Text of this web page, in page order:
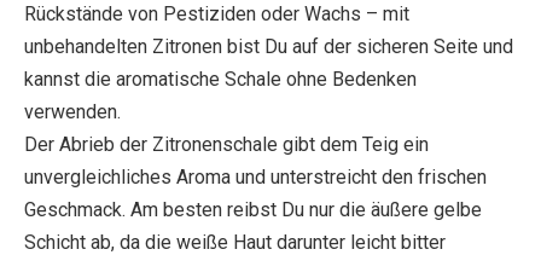
Rückstände von Pestiziden oder Wachs – mit
unbehandelten Zitronen bist Du auf der sicheren Seite und
kannst die aromatische Schale ohne Bedenken
verwenden.
Der Abrieb der Zitronenschale gibt dem Teig ein
unvergleichliches Aroma und unterstreicht den frischen
Geschmack. Am besten reibst Du nur die äußere gelbe
Schicht ab, da die weiße Haut darunter leicht bitter